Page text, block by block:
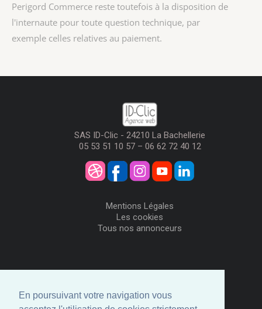
En poursuivant votre navigation vous
Perigord Commerce reste toutefois à la disposition de
l'internaute pour toute question technique, par
exemple celles relatives au paiement.
SAS ID-Clic - 24210 La Bachellerie
05 53 51 10 57 – 06 62 72 40 12
Mentions Légales
Les cookies
Tous nos annonceurs
Me Connecter
Créer mon Compte